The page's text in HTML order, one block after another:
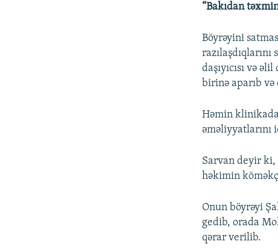
“Bakıdan
Böyrəyini
daşıyıcısı və
birinə aparıb və
Həmin
əməliyyatlarını
Sarvan deyir ki,
həkimin
Onun böyrəyi
gedib, orada
qərar verilib.